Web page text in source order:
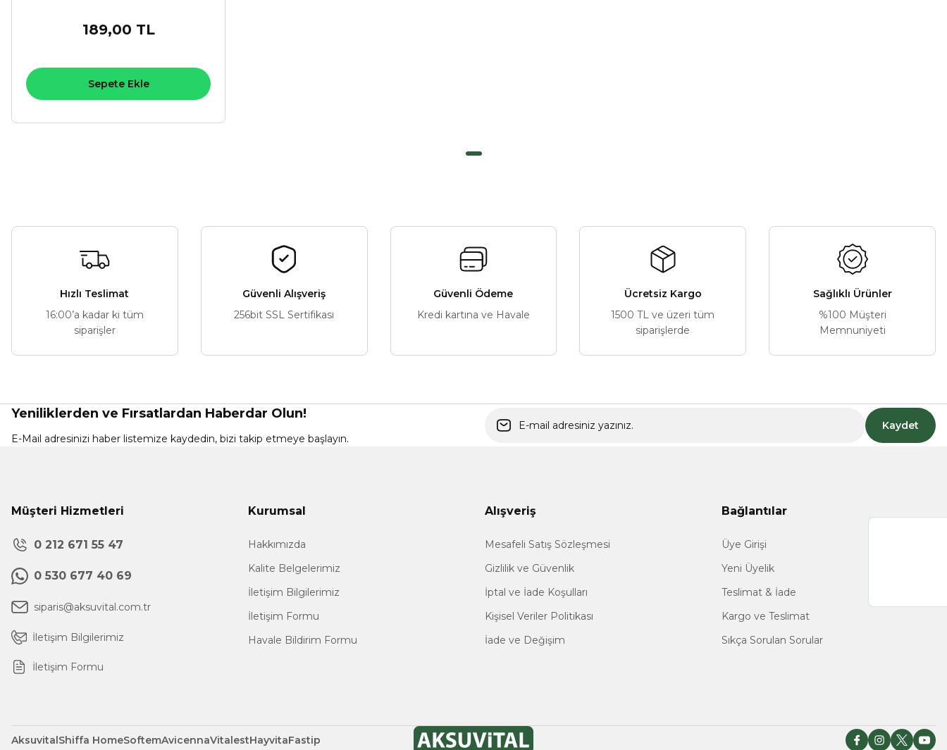
189,00 TL
Sepete Ekle
Hızlı Teslimat
16:00’a kadar ki tüm
siparişler
Güvenli Alışveriş
256bit SSL Sertifikası
Güvenli Ödeme
Kredi kartına ve Havale
Ücretsiz Kargo
1500 TL ve üzeri tüm
siparişlerde
Sağlıklı Ürünler
%100 Müşteri
Memnuniyeti
Yeniliklerden ve Fırsatlardan Haberdar Olun!
E-Mail adresinizi haber listemize kaydedin, bizi takip etmeye başlayın.
Kaydet
Müşteri Hizmetleri
0 212 671 55 47
0 530 677 40 69
siparis@aksuvital.com.tr
İletişim Bilgilerimiz
İletişim Formu
Kurumsal
Hakkımızda
Kalite Belgelerimiz
İletişim Bilgilerimiz
İletişim Formu
Havale Bildirim Formu
Alışveriş
Mesafeli Satış Sözleşmesi
Gizlilik ve Güvenlik
İptal ve İade Koşulları
Kişisel Veriler Politikası
İade ve Değişim
Bağlantılar
Üye Girişi
Yeni Üyelik
Teslimat & İade
Kargo ve Teslimat
Sıkça Sorulan Sorular
AksuvitalShiffa HomeSoftemAvicennaVitalestHayvitaFastip